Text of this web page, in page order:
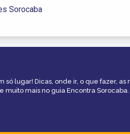
Sorocaba
só lugar! Dicas, onde ir, o que fazer, as
muito mais no guia Encontra Sorocaba.